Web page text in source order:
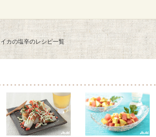
イカの塩辛のレシピ一覧